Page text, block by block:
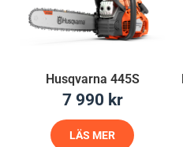
Husqvarna 445S
7 990 kr
LÄS MER